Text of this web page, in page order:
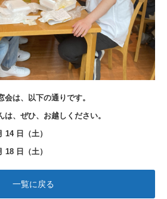
は、以下の通りです。
、ぜひ、お越しください。
14 日（土）
18 日（土）
一覧に戻る